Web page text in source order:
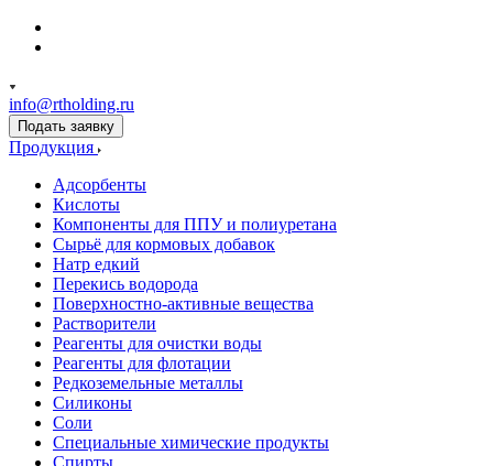
info@rtholding.ru
Подать заявку
Продукция
Адсорбенты
Кислоты
Компоненты для ППУ и полиуретана
Сырьё для кормовых добавок
Натр едкий
Перекись водорода
Поверхностно-активные вещества
Растворители
Реагенты для очистки воды
Реагенты для флотации
Редкоземельные металлы
Силиконы
Соли
Специальные химические продукты
Спирты